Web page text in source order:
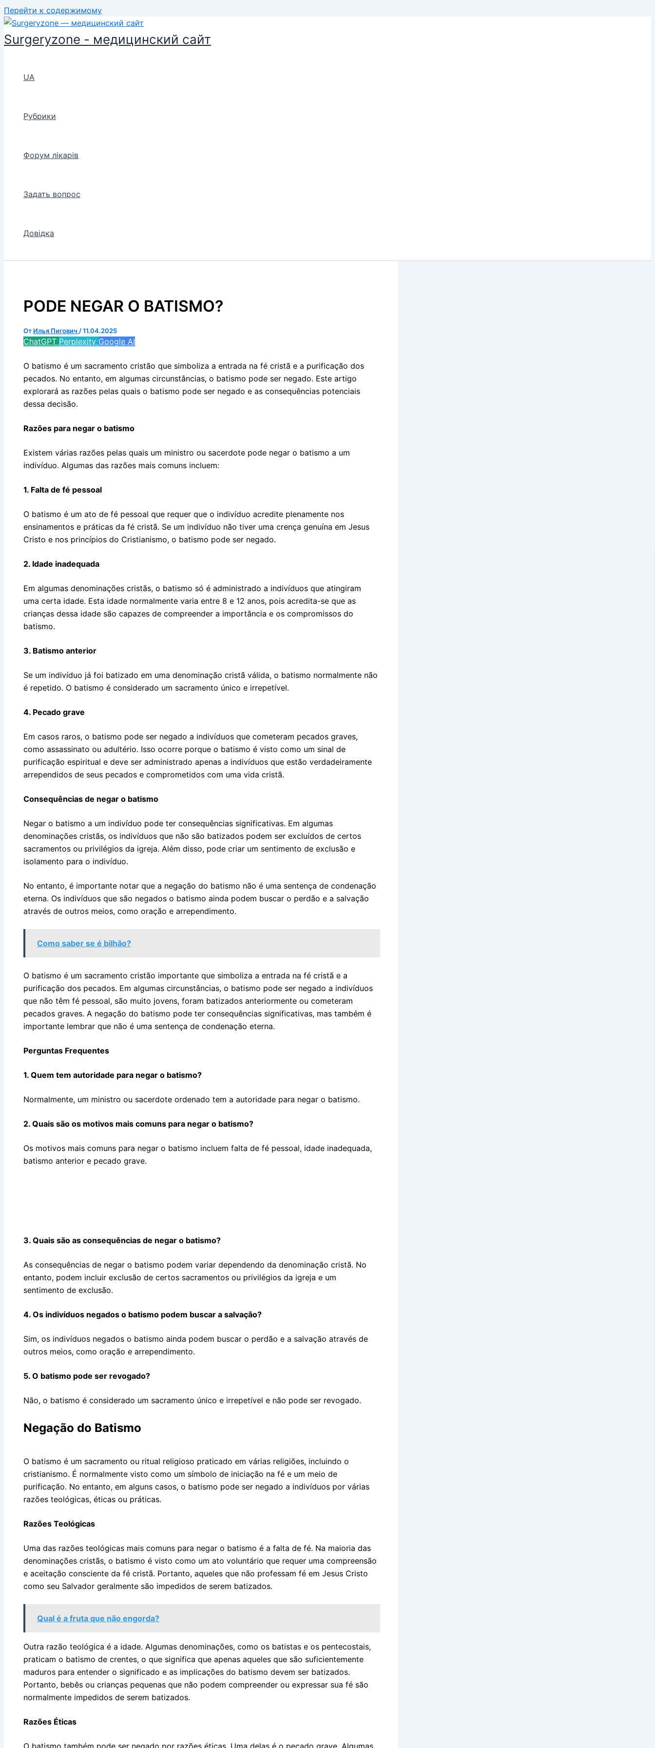
Перейти к содержимому
Surgeryzone - медицинский сайт
UA
Рубрики
Форум лікарів
Задать вопрос
Довідка
PODE NEGAR O BATISMO?
От Илья Пигович /11.04.2025
ChatGPT Perplexity Google AI
O batismo é um sacramento cristão que simboliza a entrada na fé cristã e a purificação dos
pecados. No entanto, em algumas circunstâncias, o batismo pode ser negado. Este artigo
explorará as razões pelas quais o batismo pode ser negado e as consequências potenciais
dessa decisão.
Razões para negar o batismo
Existem várias razões pelas quais um ministro ou sacerdote pode negar o batismo a um
indivíduo. Algumas das razões mais comuns incluem:
1. Falta de fé pessoal
O batismo é um ato de fé pessoal que requer que o indivíduo acredite plenamente nos
ensinamentos e práticas da fé cristã. Se um indivíduo não tiver uma crença genuína em Jesus
Cristo e nos princípios do Cristianismo, o batismo pode ser negado.
2. Idade inadequada
Em algumas denominações cristãs, o batismo só é administrado a indivíduos que atingiram
uma certa idade. Esta idade normalmente varia entre 8 e 12 anos, pois acredita-se que as
crianças dessa idade são capazes de compreender a importância e os compromissos do
batismo.
3. Batismo anterior
Se um indivíduo já foi batizado em uma denominação cristã válida, o batismo normalmente não
é repetido. O batismo é considerado um sacramento único e irrepetível.
4. Pecado grave
Em casos raros, o batismo pode ser negado a indivíduos que cometeram pecados graves,
como assassinato ou adultério. Isso ocorre porque o batismo é visto como um sinal de
purificação espiritual e deve ser administrado apenas a indivíduos que estão verdadeiramente
arrependidos de seus pecados e comprometidos com uma vida cristã.
Consequências de negar o batismo
Negar o batismo a um indivíduo pode ter consequências significativas. Em algumas
denominações cristãs, os indivíduos que não são batizados podem ser excluídos de certos
sacramentos ou privilégios da igreja. Além disso, pode criar um sentimento de exclusão e
isolamento para o indivíduo.
No entanto, é importante notar que a negação do batismo não é uma sentença de condenação
eterna. Os indivíduos que são negados o batismo ainda podem buscar o perdão e a salvação
através de outros meios, como oração e arrependimento.
Como saber se é bilhão?
O batismo é um sacramento cristão importante que simboliza a entrada na fé cristã e a
purificação dos pecados. Em algumas circunstâncias, o batismo pode ser negado a indivíduos
que não têm fé pessoal, são muito jovens, foram batizados anteriormente ou cometeram
pecados graves. A negação do batismo pode ter consequências significativas, mas também é
importante lembrar que não é uma sentença de condenação eterna.
Perguntas Frequentes
1. Quem tem autoridade para negar o batismo?
Normalmente, um ministro ou sacerdote ordenado tem a autoridade para negar o batismo.
2. Quais são os motivos mais comuns para negar o batismo?
Os motivos mais comuns para negar o batismo incluem falta de fé pessoal, idade inadequada,
batismo anterior e pecado grave.
3. Quais são as consequências de negar o batismo?
As consequências de negar o batismo podem variar dependendo da denominação cristã. No
entanto, podem incluir exclusão de certos sacramentos ou privilégios da igreja e um
sentimento de exclusão.
4. Os indivíduos negados o batismo podem buscar a salvação?
Sim, os indivíduos negados o batismo ainda podem buscar o perdão e a salvação através de
outros meios, como oração e arrependimento.
5. O batismo pode ser revogado?
Não, o batismo é considerado um sacramento único e irrepetível e não pode ser revogado.
Negação do Batismo
O batismo é um sacramento ou ritual religioso praticado em várias religiões, incluindo o
cristianismo. É normalmente visto como um símbolo de iniciação na fé e um meio de
purificação. No entanto, em alguns casos, o batismo pode ser negado a indivíduos por várias
razões teológicas, éticas ou práticas.
Razões Teológicas
Uma das razões teológicas mais comuns para negar o batismo é a falta de fé. Na maioria das
denominações cristãs, o batismo é visto como um ato voluntário que requer uma compreensão
e aceitação consciente da fé cristã. Portanto, aqueles que não professam fé em Jesus Cristo
como seu Salvador geralmente são impedidos de serem batizados.
Qual é a fruta que não engorda?
Outra razão teológica é a idade. Algumas denominações, como os batistas e os pentecostais,
praticam o batismo de crentes, o que significa que apenas aqueles que são suficientemente
maduros para entender o significado e as implicações do batismo devem ser batizados.
Portanto, bebês ou crianças pequenas que não podem compreender ou expressar sua fé são
normalmente impedidos de serem batizados.
Razões Éticas
O batismo também pode ser negado por razões éticas. Uma delas é o pecado grave. Algumas